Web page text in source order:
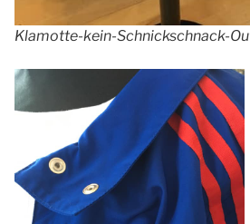
Klamotte-kein-Schnickschnack-